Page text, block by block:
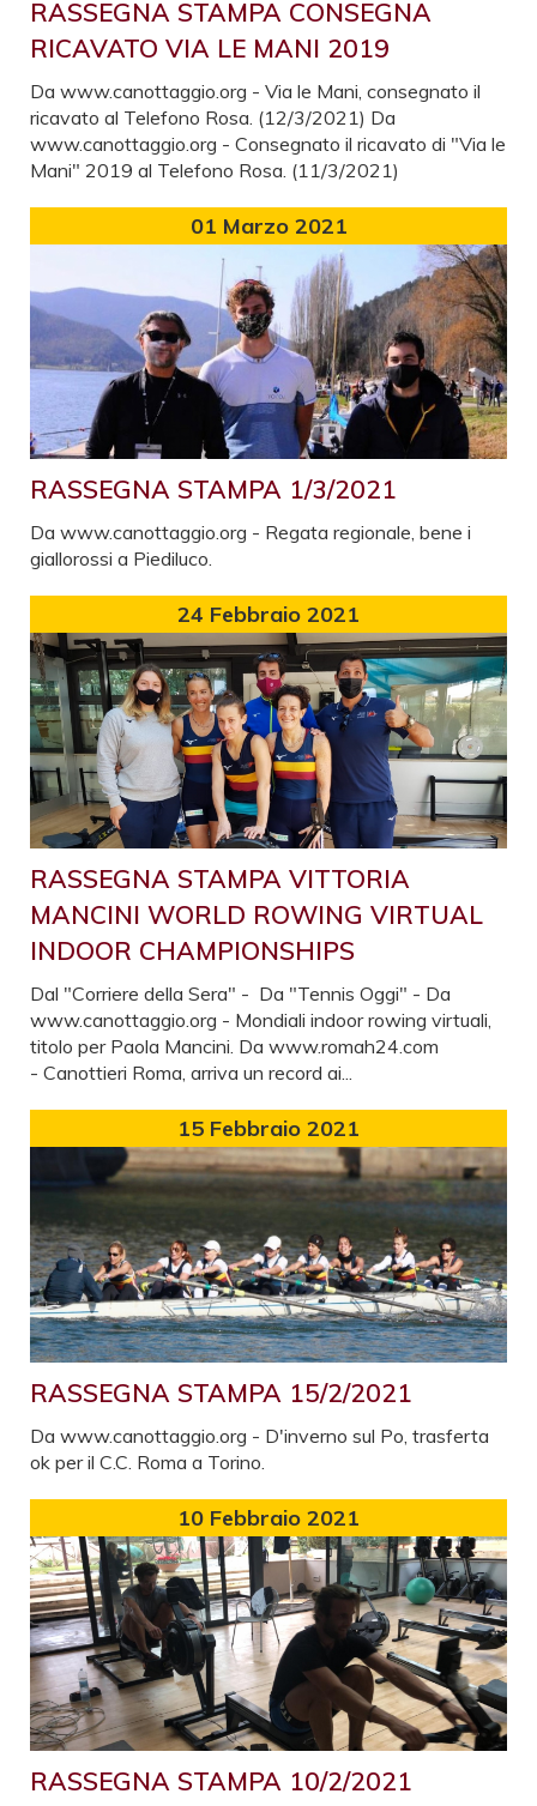
RASSEGNA STAMPA CONSEGNA
RICAVATO VIA LE MANI 2019
Da www.canottaggio.org - Via le Mani, consegnato il
ricavato al Telefono Rosa. (12/3/2021) Da
www.canottaggio.org - Consegnato il ricavato di "Via le
Mani" 2019 al Telefono Rosa. (11/3/2021)
01 Marzo 2021
RASSEGNA STAMPA 1/3/2021
Da www.canottaggio.org - Regata regionale, bene i
giallorossi a Piediluco.
24 Febbraio 2021
RASSEGNA STAMPA VITTORIA
MANCINI WORLD ROWING VIRTUAL
INDOOR CHAMPIONSHIPS
Dal "Corriere della Sera" - Da "Tennis Oggi" - Da
www.canottaggio.org - Mondiali indoor rowing virtuali,
titolo per Paola Mancini. Da www.romah24.com
- Canottieri Roma, arriva un record ai...
15 Febbraio 2021
RASSEGNA STAMPA 15/2/2021
Da www.canottaggio.org - D'inverno sul Po, trasferta
ok per il C.C. Roma a Torino.
10 Febbraio 2021
RASSEGNA STAMPA 10/2/2021